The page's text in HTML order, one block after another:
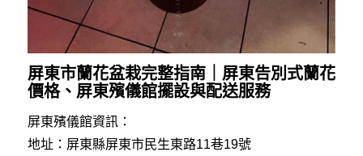
屏東市蘭花盆栽完整指南｜屏東告別式蘭花
價格、屏東殯儀館擺設與配送服務
屏東殯儀館資訊：
地址：屏東縣屏東市民生東路11巷19號